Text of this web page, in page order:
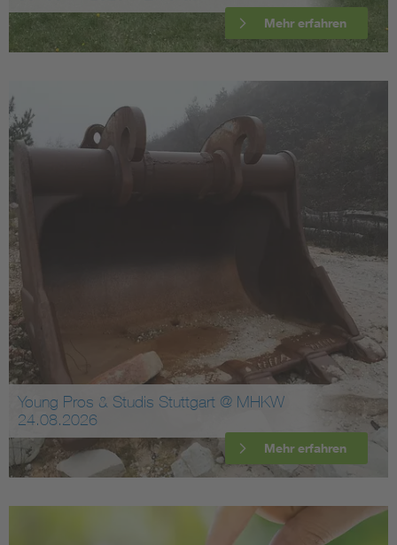
Mehr erfahren
Young Pros & Studis Stuttgart @ MHKW
24.08.2026
Mehr erfahren